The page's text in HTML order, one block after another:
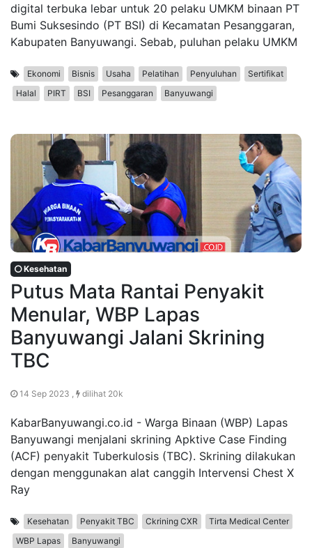
digital terbuka lebar untuk 20 pelaku UMKM binaan PT
Bumi Suksesindo (PT BSI) di Kecamatan Pesanggaran,
Kabupaten Banyuwangi. Sebab, puluhan pelaku UMKM
Ekonomi Bisnis Usaha Pelatihan Penyuluhan
Sertifikat
Halal
PIRT BSI Pesanggaran Banyuwangi
Kesehatan
Putus Mata Rantai Penyakit
Menular, WBP Lapas
Banyuwangi Jalani Skrining
TBC
14 Sep 2023 , dilihat 20k
KabarBanyuwangi.co.id - Warga Binaan (WBP) Lapas
Banyuwangi menjalani skrining Apktive Case Finding
(ACF) penyakit Tuberkulosis (TBC). Skrining dilakukan
dengan menggunakan alat canggih Intervensi Chest X
Ray
Kesehatan Penyakit TBC Ckrining CXR
Tirta Medical Center
WBP Lapas
Banyuwangi